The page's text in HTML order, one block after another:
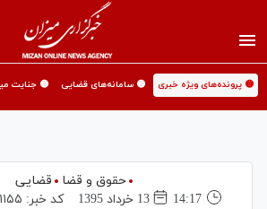
🟡 پرونده‌های ویژه خبری 🟡 سامانه‌های قضایی 🟡 جنایت
حقوق و قضا
قضایی
14:17
13 خرداد 1395 کد خبر: